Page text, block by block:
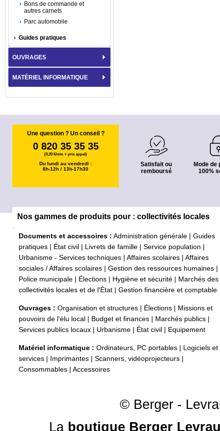
Bons de commande et
autres carnets
Parc automobile
Guides pratiques
OUVRAGES
MATÉRIEL INFORMATIQUE
Une question ? Un conseil ?
0 820 35 35 35
(0,20 €/min + prix appel)
Du lundi au vendredi :
8h-12h / 13h-17h30
Satisfait ou
remboursé
Mode de
100%
Nos gammes de produits pour : collectivités locales
Documents et accessoires : Administration générale
Guides
pratiques
État civil Livrets de famille Service population
Urbanisme - Services techniques
Affaires scolaires
Affaires
sociales / Affaires scolaires
Gestion des ressources humaines
Police municipale
Élections Hygiène et sécurité
Marchés des
collectivités locales et de l'État
Gestion financière et comptable
Ouvrages : Organisation et structures Élections
Missions et
pouvoirs de l'élu local
Budget et finances Marchés publics
Services publics locaux
Urbanisme État civil Equipement
Matériel informatique : Ordinateurs, PC portables
Logiciels et
services
Imprimantes Scanners, vidéoprojecteurs
Consommables
Accessoires
© Berger -
La boutique Berger